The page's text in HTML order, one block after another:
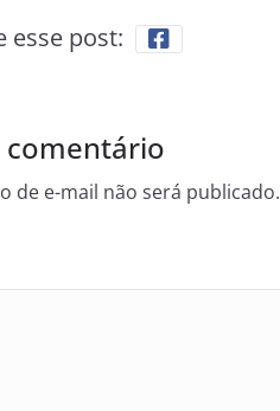
esse post:
comentário
de e-mail não será publicado.